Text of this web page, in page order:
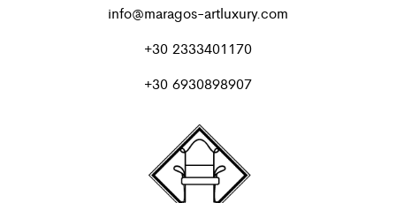
info@maragos-artluxury.com
+30 2333401170
+30 6930898907